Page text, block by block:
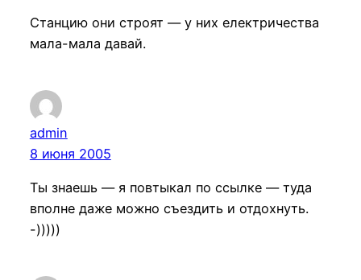
Станцию они строят — у них електричества
мала-мала давай.
admin
8 июня 2005
Ты знаешь — я повтыкал по ссылке — туда
вполне даже можно съездить и отдохнуть.
-)))))